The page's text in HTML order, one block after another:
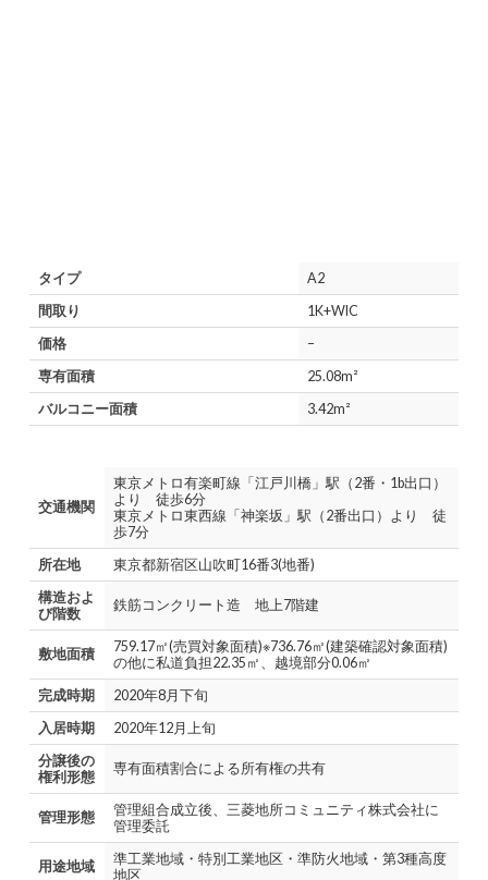
タイプ
A2
間取り
1K+WIC
価格
–
専有面積
25.08m²
バルコニー面積
3.42m²
交通機関
東京メトロ有楽町線「江戸川橋」駅（2番・1b出口）
より 徒歩6分
東京メトロ東西線「神楽坂」駅（2番出口）より 徒
歩7分
所在地
東京都新宿区山吹町16番3(地番)
構造およ
び階数
鉄筋コンクリート造 地上7階建
敷地面積
759.17㎡(売買対象面積)※736.76㎡(建築確認対象面積)
の他に私道負担22.35㎡、越境部分0.06㎡
完成時期
2020年8月下旬
入居時期
2020年12月上旬
分譲後の
権利形態
専有面積割合による所有権の共有
管理形態
管理組合成立後、三菱地所コミュニティ株式会社に
管理委託
用途地域
準工業地域・特別工業地区・準防火地域・第3種高度
地区